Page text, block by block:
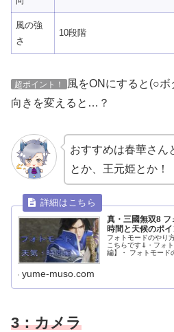
風の強
さ
10段階
超ポイント！
風をONにすると(○
向きを変えると…？
おすすめは春華さん
とか、王元姫とか！
真・三國無双8 フ
時間と天候のポイ
フォトモードのやり
こちらです⇓・フォ
編】・ フォトモード
yume-muso.com
3：カメラ